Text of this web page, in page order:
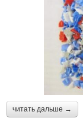
читать дальше →